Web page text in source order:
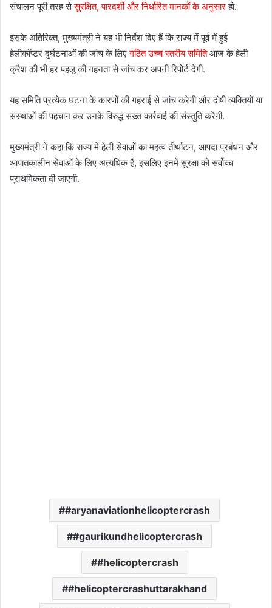
संचालन पूरी तरह सेसुरक्षित, पारदर्शी और निर्धारित मानकों के अनुसारहो.
इसके अतिरिक्त, मुख्यमंत्री ने यह भी निर्देश दिए हैं कि राज्य में पूर्व में हुई
हेलीकॉप्टर दुर्घटनाओं की जांच के लिएगठित उच्च स्तरीय समितिआज के हेली
क्रैश की भी हर पहलू की गहनता से जांच कर अपनी रिपोर्ट देगी.
यह समिति प्रत्येक घटना के कारणों की गहराई से जांच करेगी और दोषी व्यक्तियों या
संस्थाओं की पहचान कर उनके विरुद्ध सख्त कार्रवाई की संस्तुति करेगी.
मुख्यमंत्री ने कहा कि राज्य में हेली सेवाओं का महत्व तीर्थाटन, आपदा प्रबंधन और
आपातकालीन सेवाओं के लिए अत्यधिक है, इसलिए इनमें सुरक्षा को सर्वोच्च
प्राथमिकता दी जाएगी.
#aryanaviationhelicoptercrash
#gaurikundhelicoptercrash
#helicoptercrash
#helicoptercrashuttarakhand